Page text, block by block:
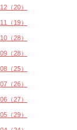
（20）
（19）
（28）
（28）
（25）
（26）
（27）
（29）